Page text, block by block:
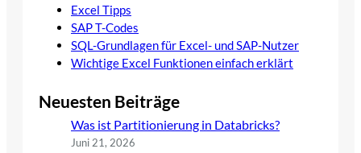
Excel Tipps
SAP T-Codes
SQL-Grundlagen für Excel- und SAP-Nutzer
Wichtige Excel Funktionen einfach erklärt
Neuesten Beiträge
Was ist Partitionierung in Databricks?
Juni 21, 2026